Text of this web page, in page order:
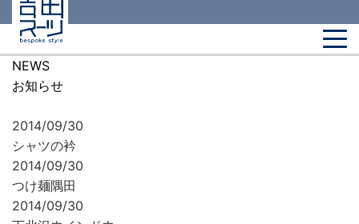
NEWS
お知らせ
2014/09/30
シャツの衿
2014/09/30
つけ麺隅田
2014/09/30